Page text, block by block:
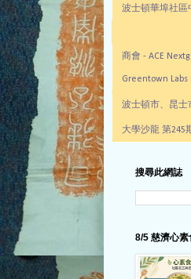
波士頓華埠社
商會 - ACE
Greentown
波士頓市、昆士
大學沙龍 第245
搜尋此網誌
8/5 慈濟心